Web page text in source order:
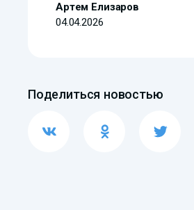
Артем Елизаров
04.04.2026
Поделиться новостью